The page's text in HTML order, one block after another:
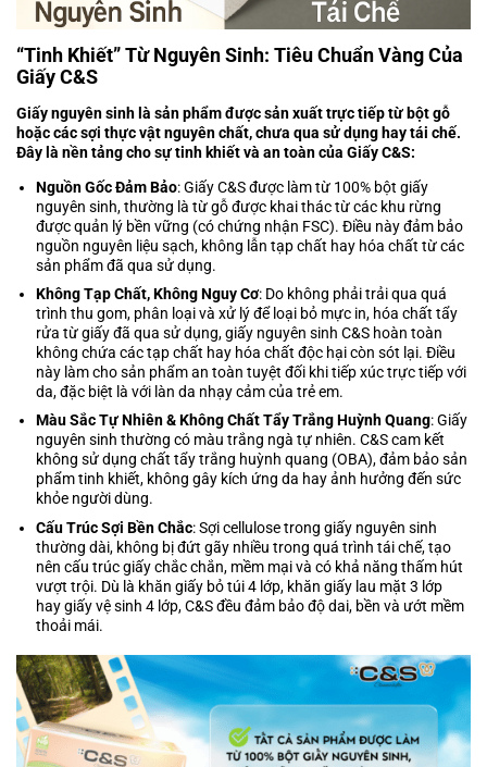
“Tinh Khiết” Từ Nguyên Sinh: Tiêu Chuẩn Vàng Của
Giấy C&S
Giấy nguyên sinh là sản phẩm được sản xuất trực tiếp từ bột gỗ
hoặc các sợi thực vật nguyên chất, chưa qua sử dụng hay tái chế.
Đây là nền tảng cho sự tinh khiết và an toàn của Giấy C&S:
Nguồn Gốc Đảm Bảo: Giấy C&S được làm từ 100% bột giấy
nguyên sinh, thường là từ gỗ được khai thác từ các khu rừng
được quản lý bền vững (có chứng nhận FSC). Điều này đảm bảo
nguồn nguyên liệu sạch, không lẫn tạp chất hay hóa chất từ các
sản phẩm đã qua sử dụng.
Không Tạp Chất, Không Nguy Cơ: Do không phải trải qua quá
trình thu gom, phân loại và xử lý để loại bỏ mực in, hóa chất tẩy
rửa từ giấy đã qua sử dụng, giấy nguyên sinh C&S hoàn toàn
không chứa các tạp chất hay hóa chất độc hại còn sót lại. Điều
này làm cho sản phẩm an toàn tuyệt đối khi tiếp xúc trực tiếp với
da, đặc biệt là với làn da nhạy cảm của trẻ em.
Màu Sắc Tự Nhiên & Không Chất Tẩy Trắng Huỳnh Quang: Giấy
nguyên sinh thường có màu trắng ngà tự nhiên. C&S cam kết
không sử dụng chất tẩy trắng huỳnh quang (OBA), đảm bảo sản
phẩm tinh khiết, không gây kích ứng da hay ảnh hưởng đến sức
khỏe người dùng.
Cấu Trúc Sợi Bền Chắc: Sợi cellulose trong giấy nguyên sinh
thường dài, không bị đứt gãy nhiều trong quá trình tái chế, tạo
nên cấu trúc giấy chắc chắn, mềm mại và có khả năng thấm hút
vượt trội. Dù là khăn giấy bỏ túi 4 lớp, khăn giấy lau mặt 3 lớp
hay giấy vệ sinh 4 lớp, C&S đều đảm bảo độ dai, bền và ướt mềm
thoải mái.